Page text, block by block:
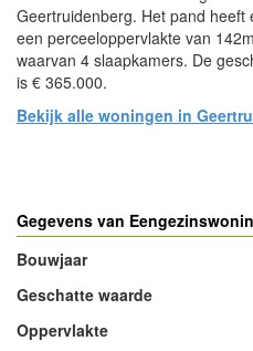
Geertruidenberg. Het pand heeft
een perceeloppervlakte van
waarvan 4 slaapkamers. De
is € 365.000.
Bekijk alle woningen in
Gegevens van
Bouwjaar
Geschatte waarde
Oppervlakte